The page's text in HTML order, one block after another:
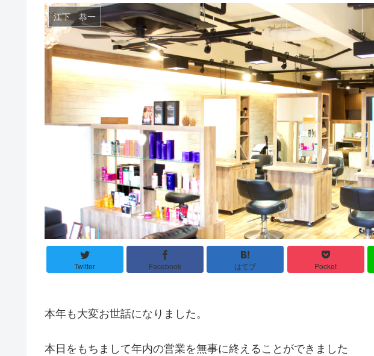
江下 恭一
Twitter Facebook はてブ Pocket
本年も大変お世話になりました。
本日をもちまして年内の営業を無事に終えることができました